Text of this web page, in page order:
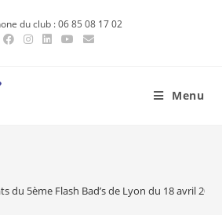
du club : 06 85 08 17 02
Menu
du 5ème Flash Bad’s de Lyon du 18 avril 2023